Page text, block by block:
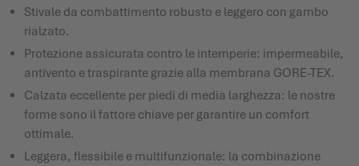
Stivale da combattimento robusto e leggero con gambo
rialzato.
Protezione assicurata contro le intemperie: impermeabile,
antivento e traspirante grazie alla membrana GORE-TEX.
Calzata eccellente per piedi di media larghezza: le nostre
forme sono il fattore chiave per garantire un comfort
ottimale.
Leggera, flessibile e multifunzionale: la combinazione